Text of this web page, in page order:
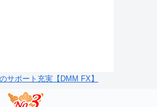
サポート充実【DMM FX】